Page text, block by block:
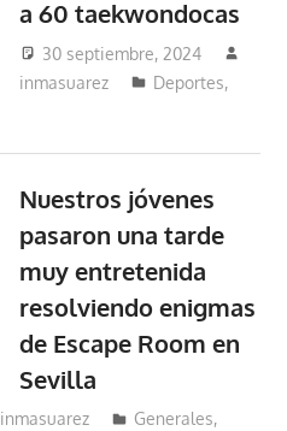
a 60 taekwondocas
30 septiembre, 2024
inmasuarez
Deportes,
Nuestros jóvenes
pasaron una tarde
muy entretenida
resolviendo enigmas
de Escape Room en
Sevilla
inmasuarez Generales,